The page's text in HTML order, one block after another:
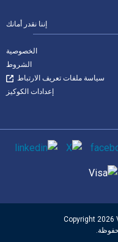
إننا نقدر أمانك
الخصوصية
الشروط
سياسة ملفات تعريف الارتباط
إعدادات الكوكيز
© Copyright